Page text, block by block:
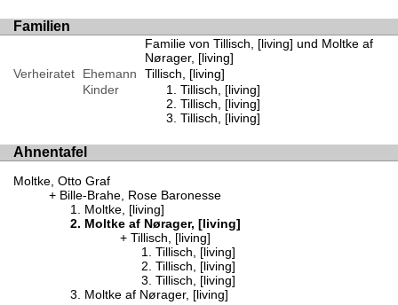
Familien
Familie von Tillisch, [living] und Moltke af
Nørager, [living]
Verheiratet
Ehemann
Tillisch, [living]
Kinder
Tillisch, [living]
Tillisch, [living]
Tillisch, [living]
Ahnentafel
Moltke, Otto Graf
Bille-Brahe, Rose Baronesse
Moltke, [living]
Moltke af Nørager, [living]
Tillisch, [living]
Tillisch, [living]
Tillisch, [living]
Tillisch, [living]
Moltke af Nørager, [living]